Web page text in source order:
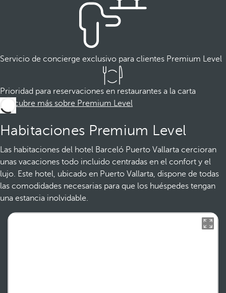
Servicio de concierge exclusivo para clientes Premium Level
Prioridad para reservaciones en restaurantes a la carta
Descubre más sobre Premium Level
Habitaciones Premium Level
Las habitaciones del hotel Barceló Puerto Vallarta cercioran
unas vacaciones todo incluido centradas en el confort y el
lujo. Este hotel, ubicado en Puerto Vallarta, dispone de todas
las comodidades necesarias para que los huéspedes tengan
una estancia inolvidable.